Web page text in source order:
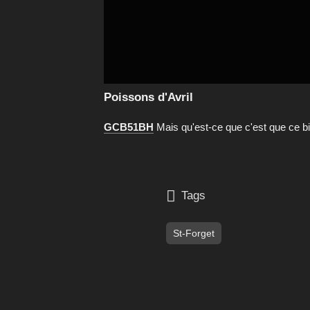
Poissons d'Avril
GCB51BH Mais qu'est-ce que c'est que ce
 Tags
St-Forget